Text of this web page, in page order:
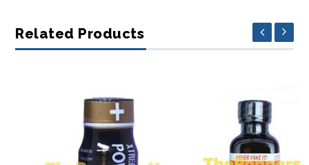
Related Products